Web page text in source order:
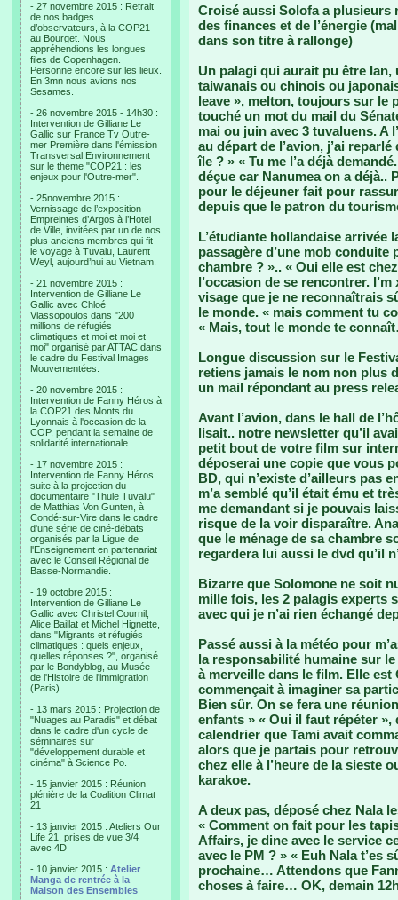
- 27 novembre 2015 : Retrait
de nos badges
d’observateurs, à la COP21
au Bourget. Nous
appréhendions les longues
files de Copenhagen.
Personne encore sur les lieux.
En 3mn nous avions nos
Sesames.
- 26 novembre 2015 - 14h30 :
Intervention de Gilliane Le
Gallic sur France Tv Outre-
mer Première dans l'émission
Transversal Environnement
sur le thème "COP21 : les
enjeux pour l'Outre-mer".
- 25novembre 2015 :
Vernissage de l’exposition
Empreintes d’Argos à l’Hotel
de Ville, invitées par un de nos
plus anciens membres qui fit
le voyage à Tuvalu, Laurent
Weyl, aujourd’hui au Vietnam.
- 21 novembre 2015 :
Intervention de Gilliane Le
Gallic avec Chloé
Vlassopoulos dans "200
millions de réfugiés
climatiques et moi et moi et
moi" organisé par ATTAC dans
le cadre du Festival Images
Mouvementées.
- 20 novembre 2015 :
Intervention de Fanny Héros à
la COP21 des Monts du
Lyonnais à l'occasion de la
COP, pendant la semaine de
solidarité internationale.
- 17 novembre 2015 :
Intervention de Fanny Héros
suite à la projection du
documentaire "Thule Tuvalu"
de Matthias Von Gunten, à
Condé-sur-Vire dans le cadre
d'une série de ciné-débats
organisés par la Ligue de
l'Enseignement en partenariat
avec le Conseil Régional de
Basse-Normandie.
- 19 octobre 2015 :
Intervention de Gilliane Le
Gallic avec Christel Cournil,
Alice Baillat et Michel Hignette,
dans "Migrants et réfugiés
climatiques : quels enjeux,
quelles réponses ?", organisé
par le Bondyblog, au Musée
de l'Histoire de l'immigration
(Paris)
- 13 mars 2015 : Projection de
"Nuages au Paradis" et débat
dans le cadre d'un cycle de
séminaires sur
"développement durable et
cinéma" à Science Po.
- 15 janvier 2015 : Réunion
plénière de la Coalition Climat
21
- 13 janvier 2015 : Ateliers Our
Life 21, prises de vue 3/4
avec 4D
- 10 janvier 2015 : Atelier
Manga de rentrée à la
Maison des Ensembles
Croisé aussi Solofa a plusieurs
des finances et de l’énergie
dans son titre à rallonge)
Un palagi qui aurait pu être Ian,
taiwanais ou chinois ou
leave », melton, toujours sur le
touché un mot du mail du
mai ou juin avec 3 tuvaluens. A
au départ de l’avion, j’ai
île ? » « Tu me l’a déjà
déçue car Nanumea on a déjà..
pour le déjeuner fait pour
depuis que le patron du
L’étudiante hollandaise arrivée
passagère d’une mob conduite
chambre ? ».. « Oui elle est
l’occasion de se rencontrer.
visage que je ne reconnaîtrais
le monde. « mais comment tu
« Mais, tout le monde te
Longue discussion sur le
retiens jamais le nom non plus
un mail répondant au press
Avant l’avion, dans le hall de
lisait.. notre newsletter qu’il
petit bout de votre film sur
déposerai une copie que vous
BD, qui n’existe d’ailleurs pas
m’a semblé qu’il était ému et
me demandant si je pouvais
risque de la voir disparaître.
que le ménage de sa chambre
regardera lui aussi le dvd qu’il
Bizarre que Solomone ne soit
mille fois, les 2 palagis experts
avec qui je n’ai rien échangé
Passé aussi à la météo pour
la responsabilité humaine sur
à merveille dans le film. Elle
commençait à imaginer sa
Bien sûr. On se fera une
enfants » « Oui il faut répéter »,
calendrier que Tami avait
alors que je partais pour
chez elle à l’heure de la sieste
karakoe.
A deux pas, déposé chez Nala
« Comment on fait pour les
Affairs, je dine avec le service
avec le PM ? » « Euh Nala t’es
prochaine… Attendons que
choses à faire… OK, demain